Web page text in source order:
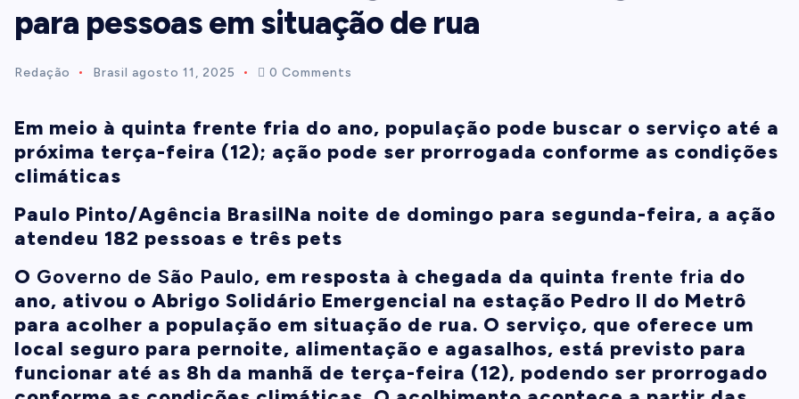
para pessoas em situação de rua
Redação Brasil agosto 11, 2025 0 Comments
Em meio à quinta frente fria do ano, população pode buscar o serviço até a
próxima terça-feira (12); ação pode ser prorrogada conforme as condições
climáticas
Paulo Pinto/Agência BrasilNa noite de domingo para segunda-feira, a ação
atendeu 182 pessoas e três pets
O Governo de São Paulo, em resposta à chegada da quinta frente fria do
ano, ativou o Abrigo Solidário Emergencial na estação Pedro II do Metrô
para acolher a população em situação de rua. O serviço, que oferece um
local seguro para pernoite, alimentação e agasalhos, está previsto para
funcionar até as 8h da manhã de terça-feira (12), podendo ser prorrogado